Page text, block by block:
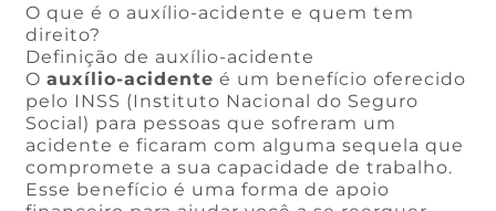
O que é o auxílio-acidente e quem tem
direito?
Definição de auxílio-acidente
Oauxílio-acidente é um benefício oferecido
pelo INSS (Instituto Nacional do Seguro
Social) para pessoas que sofreram um
acidente e ficaram com alguma sequela que
compromete a sua capacidade de trabalho.
Esse benefício é uma forma de apoio